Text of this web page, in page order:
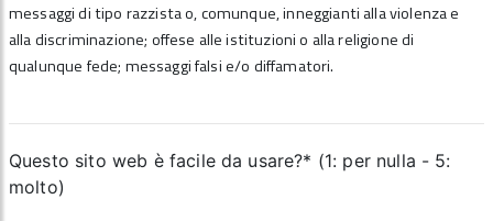
messaggi di tipo razzista o, comunque, inneggianti alla violenza e
alla discriminazione; offese alle istituzioni o alla religione di
qualunque fede; messaggi falsi e/o diffamatori.
Questo sito web è facile da usare?* (1: per nulla - 5:
molto)